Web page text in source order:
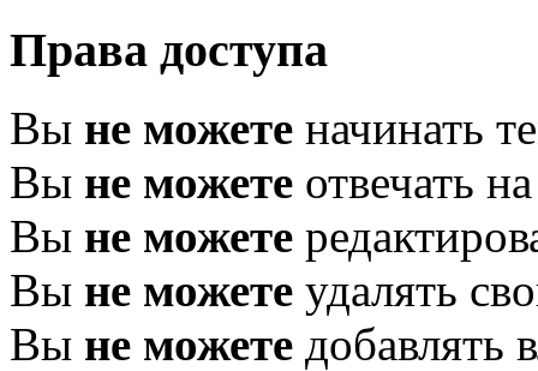
Права доступа
Вы не можете начинать
Вы не можете отвечать
Вы не можете
Вы не можете удалять
Вы не можете добавлять